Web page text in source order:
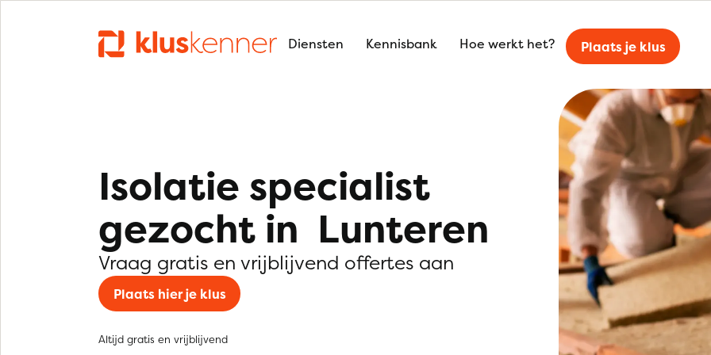
Diensten Kennisbank Hoe werkt het? Plaats je klus
Isolatie specialist
gezocht in Lunteren
Vraag gratis en vrijblijvend offertes aan
Plaats hier je klus
Altijd gratis en vrijblijvend